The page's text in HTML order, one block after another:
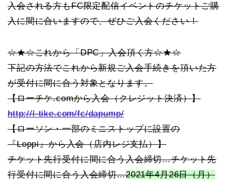
入会される方もFC限定配信イベントのチケットご購
入に間に合いますので、ぜひご入会ください！
☆★☆これから「DPC」入会頂く方☆★☆
下記の方法でこれから新規ご入会手続きを頂いた方
が受付に間に合う対象となります。
【ローチケ.comから入会（クレジット決済）】
http://l-tike.com/fc/dapump/
【ローソン・一部のミニストップに設置の
『Loppi』から入会（店内レジ支払）】
チケット先行受付に間に合う入会締切…チケット先
行受付に間に合う入会締切…2021年4月26日（月）